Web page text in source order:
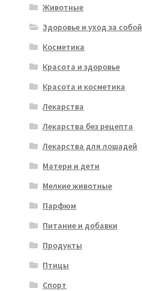
Животные
Здоровье и уход за собой
Косметика
Красота и здоровье
Красота и косметика
Лекарства
Лекарства без рецепта
Лекарства для лошадей
Матери и дети
Мелкие животные
Парфюм
Питание и добавки
Продукты
Птицы
Спорт